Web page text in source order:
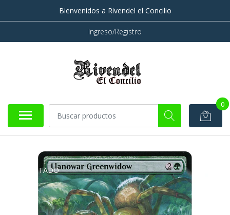
Bienvenidos a Rivendel el Concilio
Ingreso/Registro
0
AGOTADO